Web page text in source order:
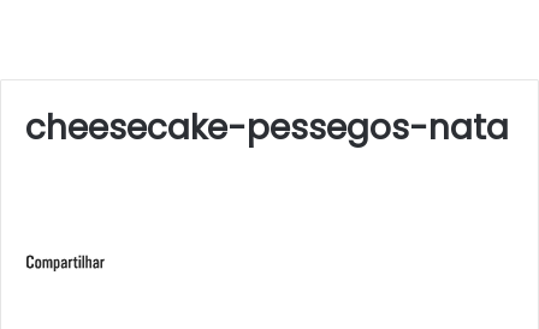
cheesecake-pessegos-nata